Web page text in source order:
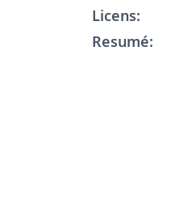
Licens:
Resumé: